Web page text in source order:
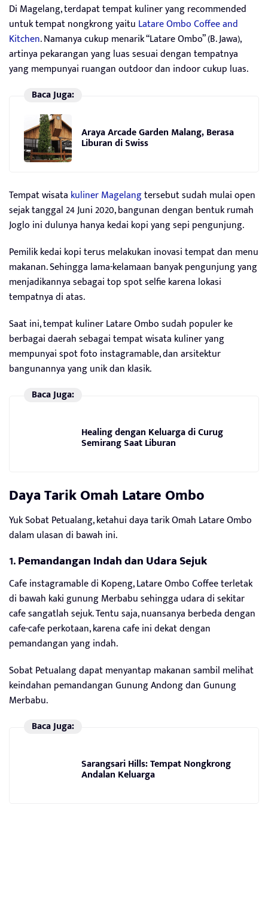
Di Magelang, terdapat tempat kuliner yang recommended
untuk tempat nongkrong yaitu Latare Ombo Coffee and
Kitchen. Namanya cukup menarik “Latare Ombo” (B. Jawa),
artinya pekarangan yang luas sesuai dengan tempatnya
yang mempunyai ruangan outdoor dan indoor cukup luas.
Baca Juga:
Araya Arcade Garden Malang, Berasa
Liburan di Swiss
Tempat wisata kuliner Magelangtersebut sudah mulai open
sejak tanggal 24 Juni 2020, bangunan dengan bentuk rumah
Joglo ini dulunya hanya kedai kopi yang sepi pengunjung.
Pemilik kedai kopi terus melakukan inovasi tempat dan menu
makanan. Sehingga lama-kelamaan banyak pengunjung yang
menjadikannya sebagai top spot selfie karena lokasi
tempatnya di atas.
Saat ini, tempat kuliner Latare Ombo sudah populer ke
berbagai daerah sebagai tempat wisata kuliner yang
mempunyai spot foto instagramable, dan arsitektur
bangunannya yang unik dan klasik.
Baca Juga:
Healing dengan Keluarga di Curug
Semirang Saat Liburan
Daya Tarik Omah Latare Ombo
Yuk Sobat Petualang, ketahui daya tarik Omah Latare Ombo
dalam ulasan di bawah ini.
1.Pemandangan Indah dan Udara Sejuk
Cafe instagramable di Kopeng, Latare Ombo Coffee terletak
di bawah kaki gunung Merbabu sehingga udara di sekitar
cafe sangatlah sejuk. Tentu saja, nuansanya berbeda dengan
cafe-cafe perkotaan, karena cafe ini dekat dengan
pemandangan yang indah.
Sobat Petualang dapat menyantap makanan sambil melihat
keindahan pemandangan Gunung Andong dan Gunung
Merbabu.
Baca Juga:
Sarangsari Hills: Tempat Nongkrong
Andalan Keluarga